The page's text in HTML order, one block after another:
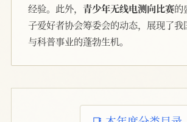
经验。此外， 青少年无线电测向比赛的
子爱好者协会筹委会的动态，展现了我
与科普事业的蓬勃生机。